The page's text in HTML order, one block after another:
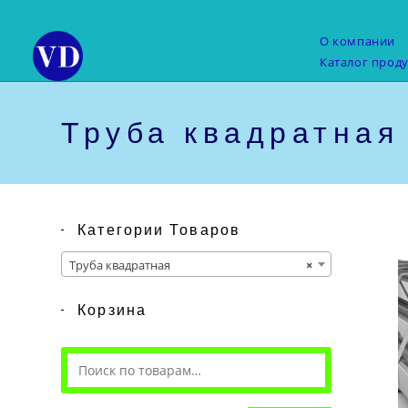
содержимому
О компании
Каталог
Труба
Категории Товаров
×
Труба квадратная
Корзина